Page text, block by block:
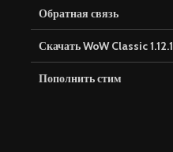
Обратная связь
Скачать WoW Classic 1.12.1
Пополнить стим